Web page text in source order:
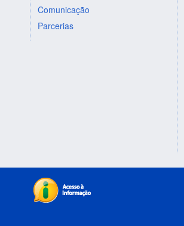
Comunicação
Parcerias